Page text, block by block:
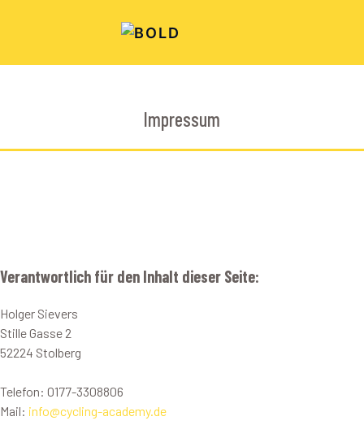
Impressum
Verantwortlich für den Inhalt dieser Seite:
Holger Sievers
Stille Gasse 2
52224 Stolberg
Telefon: 0177-3308806
Mail: info@cycling-academy.de